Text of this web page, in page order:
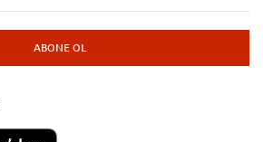
ABONE OL